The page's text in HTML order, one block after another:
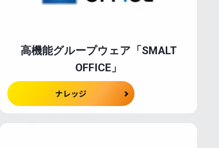
規登録フォーム
報
報
新卒採用
高機能グループウェア「SMALT
OFFICE」
ナレッジ